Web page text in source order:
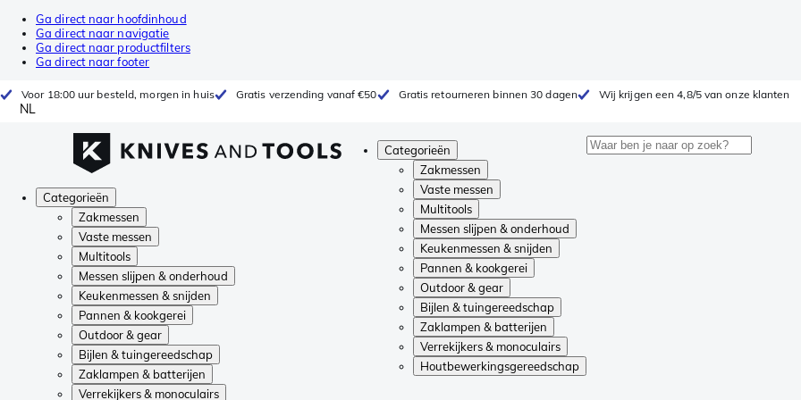
Ga direct naar hoofdinhoud
Ga direct naar navigatie
Ga direct naar productfilters
Ga direct naar footer
Voor 18:00 uur besteld, morgen in huis Gratis verzending vanaf €50 Gratis retourneren binnen 30 dagen Wij krijgen een 4,8/5 van onze klanten
NL
Categorieën
Zakmessen
Vaste messen
Multitools
Messen slijpen & onderhoud
Keukenmessen & snijden
Pannen & kookgerei
Outdoor & gear
Bijlen & tuingereedschap
Zaklampen & batterijen
Verrekijkers & monoculairs
Houtbewerkingsgereedschap
Categorieën
Zakmessen
Vaste messen
Multitools
Messen slijpen & onderhoud
Keukenmessen & snijden
Pannen & kookgerei
Outdoor & gear
Bijlen & tuingereedschap
Zaklampen & batterijen
Verrekijkers & monoculairs